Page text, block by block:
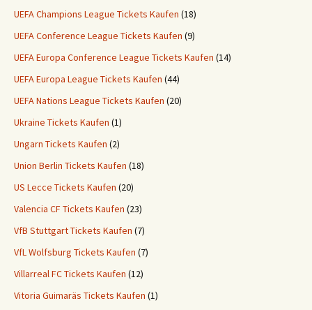
UEFA Champions League Tickets Kaufen (18)
UEFA Conference League Tickets Kaufen (9)
UEFA Europa Conference League Tickets Kaufen (14)
UEFA Europa League Tickets Kaufen (44)
UEFA Nations League Tickets Kaufen (20)
Ukraine Tickets Kaufen (1)
Ungarn Tickets Kaufen (2)
Union Berlin Tickets Kaufen (18)
US Lecce Tickets Kaufen (20)
Valencia CF Tickets Kaufen (23)
VfB Stuttgart Tickets Kaufen (7)
VfL Wolfsburg Tickets Kaufen (7)
Villarreal FC Tickets Kaufen (12)
Vitoria Guimaräs Tickets Kaufen (1)